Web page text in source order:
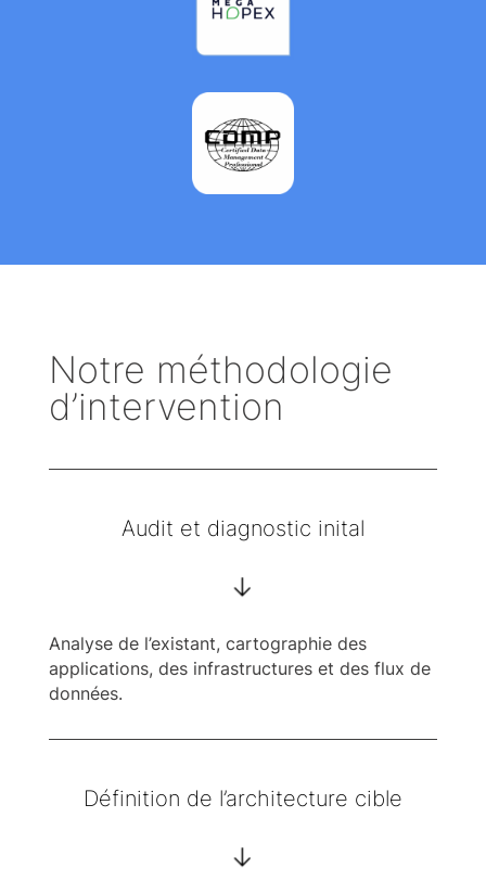
Notre méthodologie
d’intervention
Audit et diagnostic inital
->
Analyse de l’existant, cartographie des
applications, des infrastructures et des flux de
données.
Définition de l’architecture cible
->